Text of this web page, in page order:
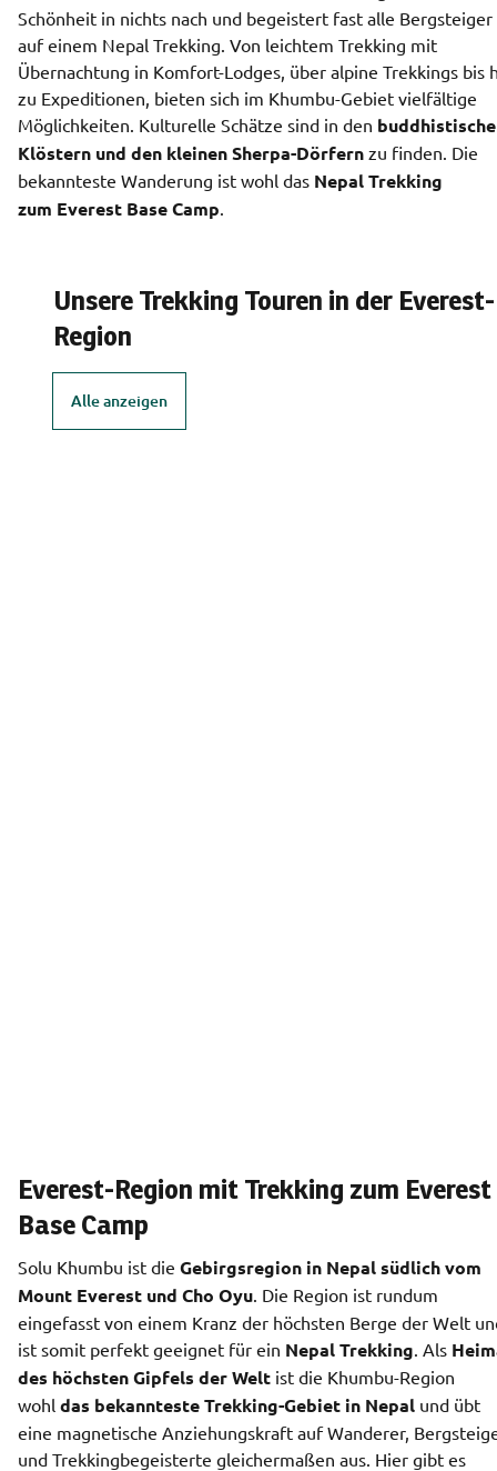
Schönheit in nichts nach und begeistert fast alle Bergsteiger
auf einem Nepal Trekking. Von leichtem Trekking mit
Übernachtung in Komfort-Lodges, über alpine Trekkings bis
zu Expeditionen, bieten sich im Khumbu-Gebiet vielfältige
Möglichkeiten. Kulturelle Schätze sind in den
Klöstern und den kleinen Sherpa-Dörfern zu finden. Die
bekannteste Wanderung ist wohl das Nepal Trekking
zum Everest Base Camp.
Unsere Trekking Touren in der Everest-
Region
Alle anzeigen
Everest-Region mit Trekking zum Everest
Base Camp
Solu Khumbu ist die Gebirgsregion in Nepal südlich vom
Mount Everest und Cho Oyu. Die Region ist rundum
eingefasst von einem Kranz der höchsten Berge der Welt
ist somit perfekt geeignet für ein Nepal Trekking. Als
des höchsten Gipfels der Welt ist die Khumbu-Region
wohl das bekannteste Trekking-Gebiet in Nepal und übt
eine magnetische Anziehungskraft auf Wanderer,
und Trekkingbegeisterte gleichermaßen aus. Hier gibt es